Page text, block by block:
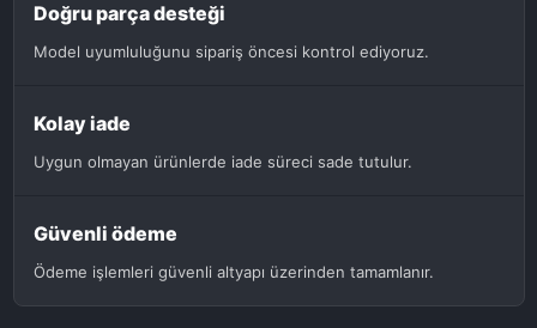
Doğru parça desteği
Model uyumluluğunu sipariş öncesi kontrol ediyoruz.
Kolay iade
Uygun olmayan ürünlerde iade süreci sade tutulur.
Güvenli ödeme
Ödeme işlemleri güvenli altyapı üzerinden tamamlanır.